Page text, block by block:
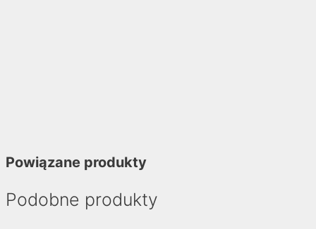
Powiązane produkty
Podobne produkty